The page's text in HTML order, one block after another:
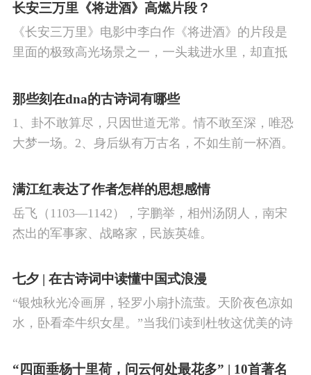
长安三万里《将进酒》高燃片段？
《长安三万里》电影中李白作《将进酒》的片段是
里面的极致高光场景之一，一头栽进水里，却直抵
换美酒，与尔同销万古愁。”“君不见黄河之水天上
如青丝暮成雪。人生得意须尽欢，莫使金尊空对
月。天生我材必有用，千金散尽还复来。烹羊宰牛
酒，杯莫停。与君歌一曲，请君为我侧耳听。
那些刻在dna的古诗词有哪些
1、卦不敢算尽，只因世道无常。情不敢至深，唯恐
大梦一场。2、身后纵有万古名，不如生前一杯酒。
境，黄卷青灯人空心。5、山上走兔，林间睡狐，气
薇。7、世人不知何所求，那袭青衫放声笑：天不生
我李淳罡，剑道万古如长夜！8、珍珠十斛，雪泥红
无醇酒美人，不愿来此人间。
满江红表达了作者怎样的思想感情
岳飞（1103—1142），字鹏举，相州汤阴人，南宋
杰出的军事家、战略家，民族英雄。
七夕 | 在古诗词中读懂中国式浪漫
“银烛秋光冷画屏，轻罗小扇扑流萤。天阶夜色凉如
水，卧看牵牛织女星。”当我们读到杜牧这优美的诗
迢牵牛星，皎皎河汉女。纤纤擢素手，札札弄机
“四面垂杨十里荷，问云何处最花多” | 10首著名